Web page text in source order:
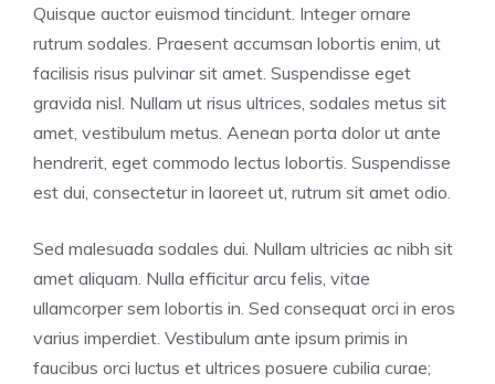
Quisque auctor euismod tincidunt. Integer ornare
rutrum sodales. Praesent accumsan lobortis enim, ut
facilisis risus pulvinar sit amet. Suspendisse eget
gravida nisl. Nullam ut risus ultrices, sodales metus sit
amet, vestibulum metus. Aenean porta dolor ut ante
hendrerit, eget commodo lectus lobortis. Suspendisse
est dui, consectetur in laoreet ut, rutrum sit amet odio.
Sed malesuada sodales dui. Nullam ultricies ac nibh sit
amet aliquam. Nulla efficitur arcu felis, vitae
ullamcorper sem lobortis in. Sed consequat orci in eros
varius imperdiet. Vestibulum ante ipsum primis in
faucibus orci luctus et ultrices posuere cubilia curae;